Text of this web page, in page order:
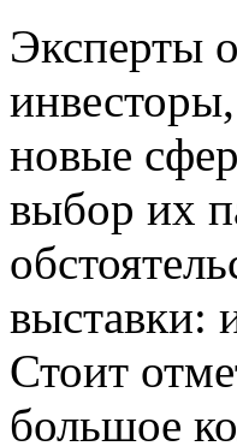
Эксперты
новые
выбор их
выставки:
Стоит
большое